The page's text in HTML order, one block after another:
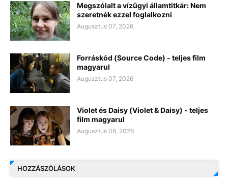
Megszólalt a vízügyi államtitkár: Nem
szeretnék ezzel foglalkozni
Augusztus 07, 2026
Forráskód (Source Code) - teljes film
magyarul
Augusztus 07, 2026
Violet és Daisy (Violet & Daisy) - teljes
film magyarul
Augusztus 06, 2026
HOZZÁSZÓLÁSOK